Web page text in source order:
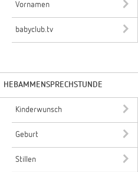
Vornamen
babyclub.tv
HEBAMMENSPRECHSTUNDE
Kinderwunsch
Geburt
Stillen